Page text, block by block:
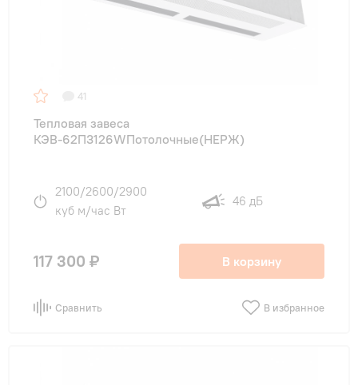
41
Тепловая завеса
КЭВ-62П3126WПотолочные(НЕРЖ)
2100/2600/2900
куб м/час Вт
46 дБ
117 300 ₽ В корзину
Сравнить В избранное